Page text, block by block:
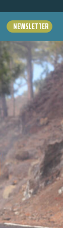
NEWSLETTER